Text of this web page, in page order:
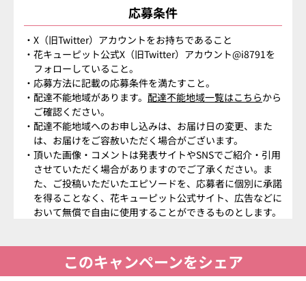
応募条件
X（旧Twitter）アカウントをお持ちであること
花キューピット公式X（旧Twitter）アカウント@i8791を
フォローしていること。
応募方法に記載の応募条件を満たすこと。
配達不能地域があります。 配達不能地域一覧はこちらから
ご確認ください。
配達不能地域へのお申し込みは、お届け日の変更、また
は、お届けをご容赦いただく場合がございます。
頂いた画像・コメントは発表サイトやSNSでご紹介・引用
させていただく場合がありますのでご了承ください。ま
た、ご投稿いただいたエピソードを、応募者に個別に承諾
を得ることなく、花キューピット公式サイト、広告などに
おいて無償で自由に使用することができるものとします。
当選発表
このキャンペーンをシェア